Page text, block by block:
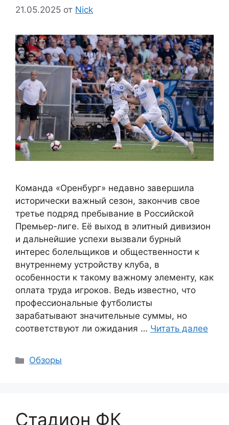
21.05.2025 от Nick
Команда «Оренбург» недавно завершила
исторически важный сезон, закончив свое
третье подряд пребывание в Российской
Премьер-лиге. Её выход в элитный дивизион
и дальнейшие успехи вызвали бурный
интерес болельщиков и общественности к
внутреннему устройству клуба, в
особенности к такому важному элементу, как
оплата труда игроков. Ведь известно, что
профессиональные футболисты
зарабатывают значительные суммы, но
соответствуют ли ожидания … Читать далее
Рубрики
Обзоры
Стадион ФК